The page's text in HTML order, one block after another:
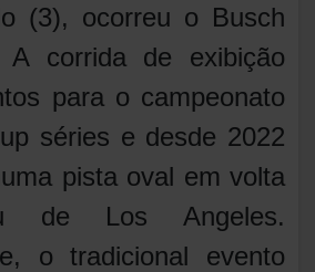
(3), ocorreu o Busch
A corrida de exibição
para o campeonato
séries e desde 2022
pista oval em volta
de Los Angeles.
o tradicional evento